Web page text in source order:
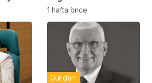
Dikbayır AKP’ye mi
geçiyor!
1 hafta önce
Gündem